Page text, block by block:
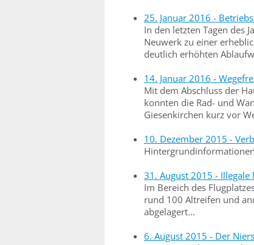
25. Januar 2016 -
In den letzten Tagen des
Neuwerk zu einer
deutlich erhöhten
14. Januar 2016 -
Mit dem Abschluss der
konnten die Rad- und
Giesenkirchen kurz vor
10. Dezember 2015 -
31. August 2015 -
Im Bereich des
rund 100 Altreifen und
abgelagert...
6. August 2015 - Der